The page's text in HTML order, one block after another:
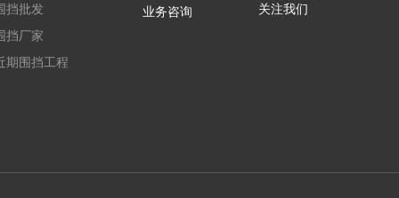
挡批发
挡厂家
期围挡工程
业务咨询 关注我们